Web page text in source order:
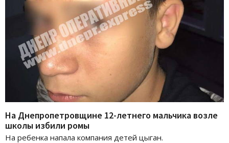
На Днепропетровщине 12-летнего мальчика возле
школы избили ромы
На ребенка напала компания детей цыган.